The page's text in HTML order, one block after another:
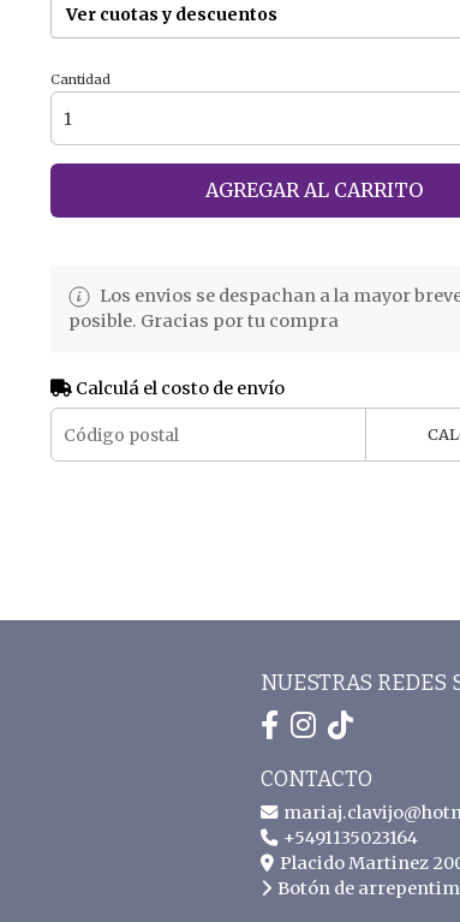
Ver cuotas y descuentos
Cantidad
AGREGAR AL CARRITO
Los envios se despachan a la mayor
posible. Gracias por tu compra
Calculá el costo de envío
NUESTRAS REDES
CONTACTO
+5491135023164
Placido Martinez
Botón de